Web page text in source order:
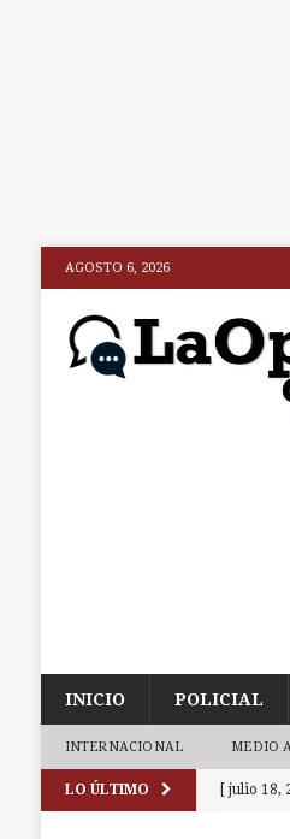
AGOSTO 6, 2026
INICIO POLICIAL
INTERNACIONAL MEDIO
LO ÚLTIMO [ julio 18,